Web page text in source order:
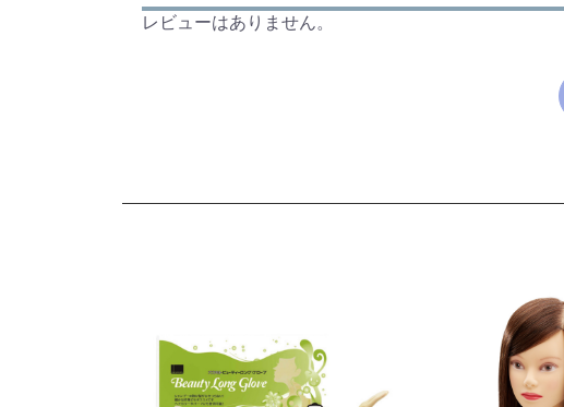
レビューはありません。